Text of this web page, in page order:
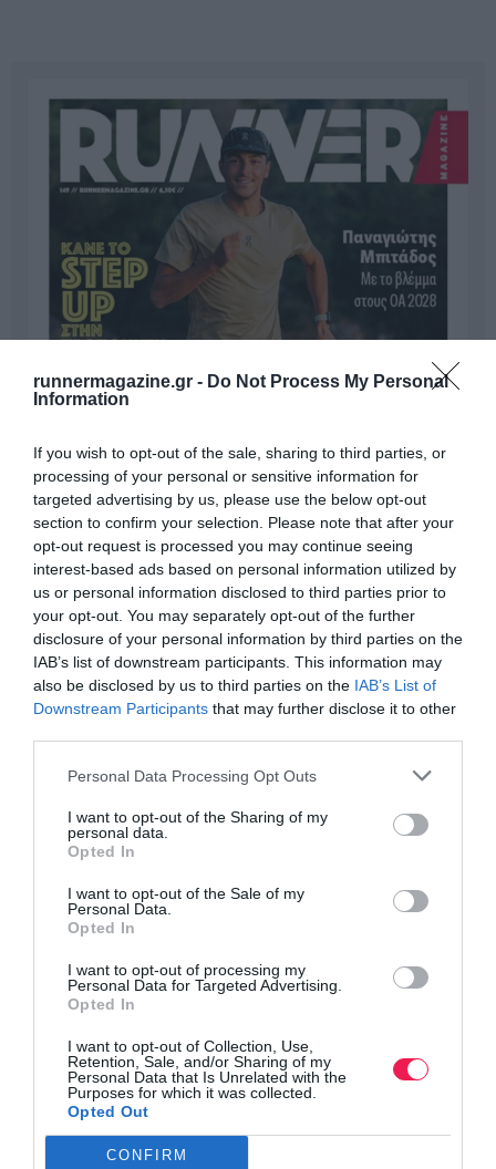
runnermagazine.gr - Do Not Process My Personal
Information
If you wish to opt-out of the sale, sharing to third parties, or
processing of your personal or sensitive information for
targeted advertising by us, please use the below opt-out
section to confirm your selection. Please note that after your
opt-out request is processed you may continue seeing
interest-based ads based on personal information utilized by
us or personal information disclosed to third parties prior to
your opt-out. You may separately opt-out of the further
disclosure of your personal information by third parties on the
IAB’s list of downstream participants. This information may
also be disclosed by us to third parties on the IAB’s List of
Downstream Participants that may further disclose it to other
Personal Data Processing Opt Outs
I want to opt-out of the Sharing of my
personal data.
Opted In
I want to opt-out of the Sale of my
Personal Data.
Opted In
I want to opt-out of processing my
Personal Data for Targeted Advertising.
Opted In
I want to opt-out of Collection, Use,
Retention, Sale, and/or Sharing of my
Personal Data that Is Unrelated with the
Purposes for which it was collected.
Opted Out
CONFIRM
Γίνε Συνδρομητής
Βρες το RUNNER!